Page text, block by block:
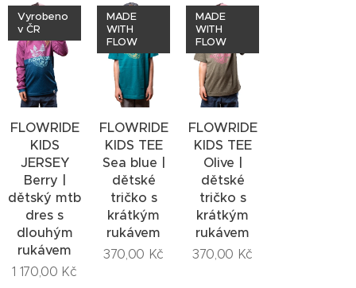
FLOWRIDE
KIDS
JERSEY
Berry |
dětský mtb
dres s
dlouhým
rukávem
Vyrobeno
v ČR
1 170,00 Kč
FLOWRIDE
KIDS TEE
Sea blue |
dětské
tričko s
krátkým
rukávem
MADE
WITH
FLOW
370,00 Kč
FLOWRIDE
KIDS TEE
Olive |
dětské
tričko s
krátkým
rukávem
MADE
WITH
FLOW
370,00 Kč